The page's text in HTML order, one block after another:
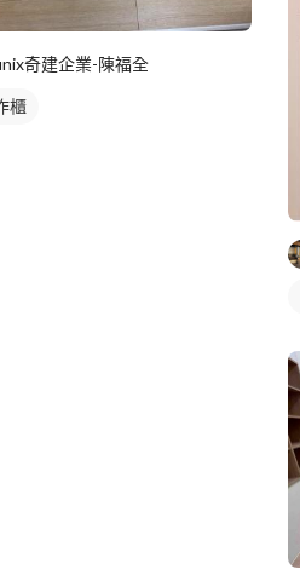
奇建企業-陳福全
櫃